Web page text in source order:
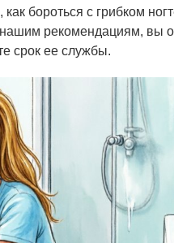
бороться с грибком
рекомендациям, вы
срок ее службы.